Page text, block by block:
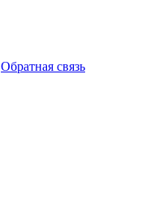
Обратная связь